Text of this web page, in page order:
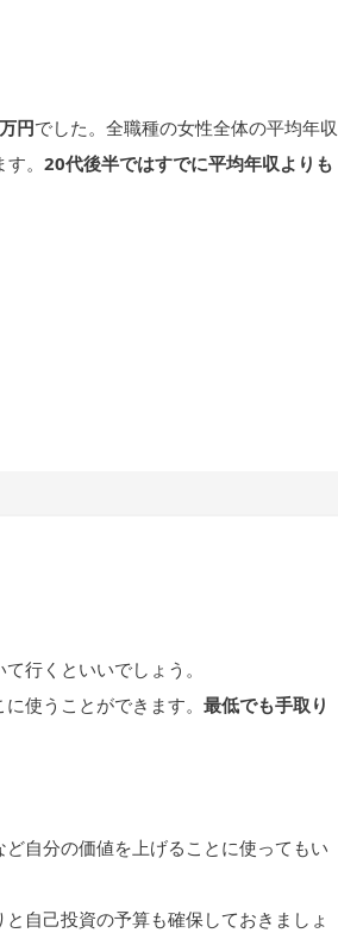
円でした。全職種の女性全体の平均年収
。 20代後半ではすでに平均年収よりも
行くといいでしょう。
使うことができます。 最低でも手取り
自分の価値を上げることに使ってもい
自己投資の予算も確保しておきましょ